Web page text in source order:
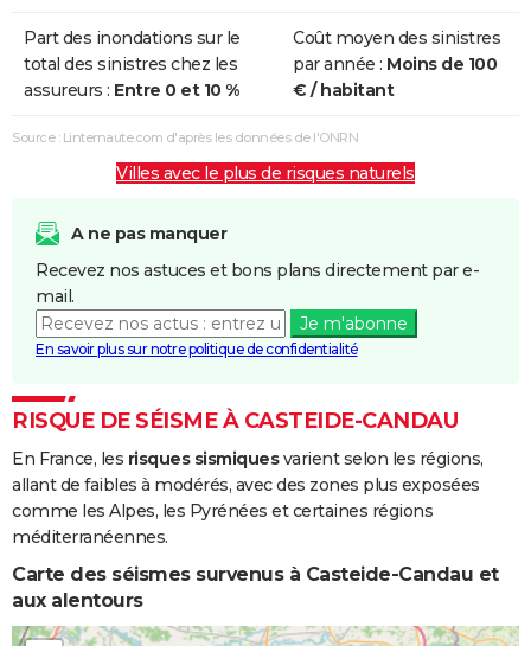
Inondations
et/ou
Coulées de
Boue
11/05/1993 11/05/1993 1 j Oui
Inondations
Coulées de
17/07/1983 18/07/1983 2 j
Inondations
et/ou
Coulées de
06/11/1982 10/11/1982 5 j
Part des inondations sur le
total des sinistres chez les
assureurs : Entre 0 et 10 %
Coût moyen des sinistres
par année : Moins de 100
€ / habitant
Source : Linternaute.com d'après les données de l'ONRN
Villes avec le plus de risques naturels
A ne pas manquer
Recevez nos astuces et bons plans directement par e-
mail.
Je m'abonne
En savoir plus sur notre politique de confidentialité
RISQUE DE SÉISME À CASTEIDE-CANDAU
En France, les risques sismiquesvarient selon les régions,
allant de faibles à modérés, avec des zones plus exposées
comme les Alpes, les Pyrénées et certaines régions
méditerranéennes.
Carte des séismes survenus à Casteide-Candau et
aux alentours